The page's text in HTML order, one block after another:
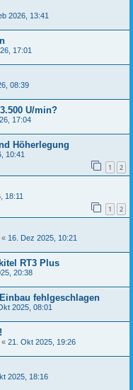
2026, 13:41
17:01
08:39
U/min?
17:04
Höherlegung
10:41
1 2
18:11
1 2
« 16. Dez 2025, 10:21
RT3 Plus
20:38
fehlgeschlagen
2025, 08:01
« 21. Okt 2025, 19:26
2025, 18:16